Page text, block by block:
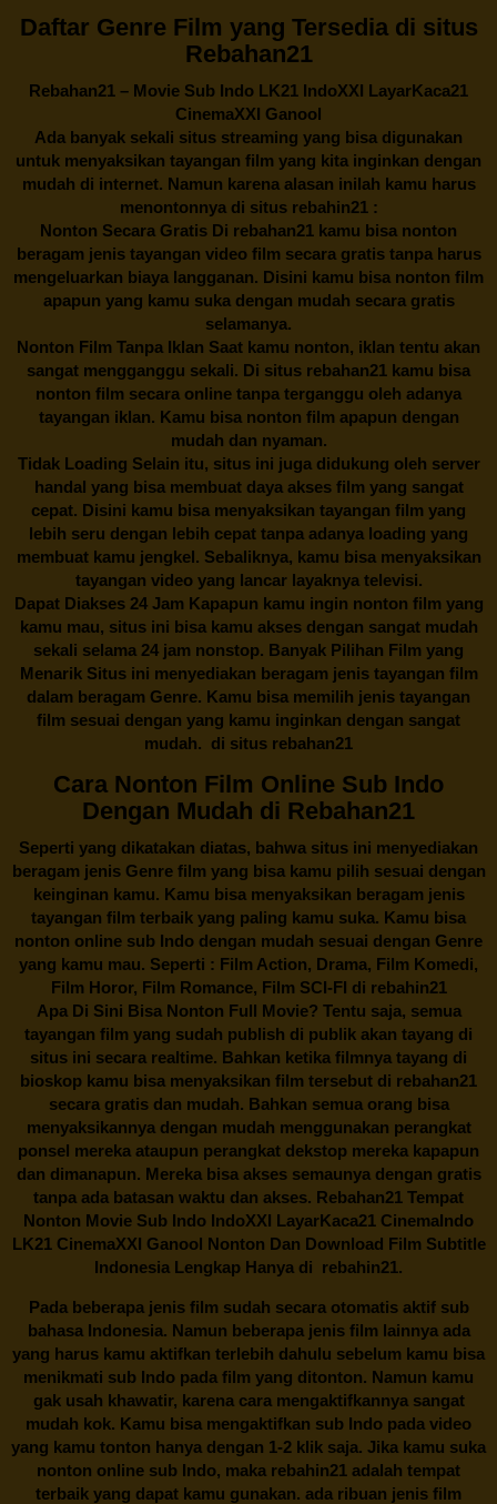
Daftar Genre Film yang Tersedia di situs
Rebahan21
Rebahan21 – Movie Sub Indo LK21 IndoXXI LayarKaca21
CinemaXXI Ganool
Ada banyak sekali situs streaming yang bisa digunakan
untuk menyaksikan tayangan film yang kita inginkan dengan
mudah di internet. Namun karena alasan inilah kamu harus
menontonnya di situs rebahin21 :
Nonton Secara Gratis Di rebahan21 kamu bisa nonton
beragam jenis tayangan video film secara gratis tanpa harus
mengeluarkan biaya langganan. Disini kamu bisa nonton film
apapun yang kamu suka dengan mudah secara gratis
selamanya.
Nonton Film Tanpa Iklan Saat kamu nonton, iklan tentu akan
sangat mengganggu sekali. Di situs rebahan21 kamu bisa
nonton film secara online tanpa terganggu oleh adanya
tayangan iklan. Kamu bisa nonton film apapun dengan
mudah dan nyaman.
Tidak Loading Selain itu, situs ini juga didukung oleh server
handal yang bisa membuat daya akses film yang sangat
cepat. Disini kamu bisa menyaksikan tayangan film yang
lebih seru dengan lebih cepat tanpa adanya loading yang
membuat kamu jengkel. Sebaliknya, kamu bisa menyaksikan
tayangan video yang lancar layaknya televisi.
Dapat Diakses 24 Jam Kapapun kamu ingin nonton film yang
kamu mau, situs ini bisa kamu akses dengan sangat mudah
sekali selama 24 jam nonstop. Banyak Pilihan Film yang
Menarik Situs ini menyediakan beragam jenis tayangan film
dalam beragam Genre. Kamu bisa memilih jenis tayangan
film sesuai dengan yang kamu inginkan dengan sangat
mudah. di situs rebahan21
Cara Nonton Film Online Sub Indo
Dengan Mudah di Rebahan21
Seperti yang dikatakan diatas, bahwa situs ini menyediakan
beragam jenis Genre film yang bisa kamu pilih sesuai dengan
keinginan kamu. Kamu bisa menyaksikan beragam jenis
tayangan film terbaik yang paling kamu suka. Kamu bisa
nonton online sub Indo dengan mudah sesuai dengan Genre
yang kamu mau. Seperti : Film Action, Drama, Film Komedi,
Film Horor, Film Romance, Film SCI-FI di rebahin21
Apa Di Sini Bisa Nonton Full Movie? Tentu saja, semua
tayangan film yang sudah publish di publik akan tayang di
situs ini secara realtime. Bahkan ketika filmnya tayang di
bioskop kamu bisa menyaksikan film tersebut di rebahan21
secara gratis dan mudah. Bahkan semua orang bisa
menyaksikannya dengan mudah menggunakan perangkat
ponsel mereka ataupun perangkat dekstop mereka kapapun
dan dimanapun. Mereka bisa akses semaunya dengan gratis
tanpa ada batasan waktu dan akses. Rebahan21 Tempat
Nonton Movie Sub Indo IndoXXI LayarKaca21 CinemaIndo
LK21 CinemaXXI Ganool Nonton Dan Download Film Subtitle
Indonesia Lengkap Hanya di rebahin21.
Pada beberapa jenis film sudah secara otomatis aktif sub
bahasa Indonesia. Namun beberapa jenis film lainnya ada
yang harus kamu aktifkan terlebih dahulu sebelum kamu bisa
menikmati sub Indo pada film yang ditonton. Namun kamu
gak usah khawatir, karena cara mengaktifkannya sangat
mudah kok. Kamu bisa mengaktifkan sub Indo pada video
yang kamu tonton hanya dengan 1-2 klik saja. Jika kamu suka
nonton online sub Indo, maka rebahin21 adalah tempat
terbaik yang dapat kamu gunakan. ada ribuan jenis film